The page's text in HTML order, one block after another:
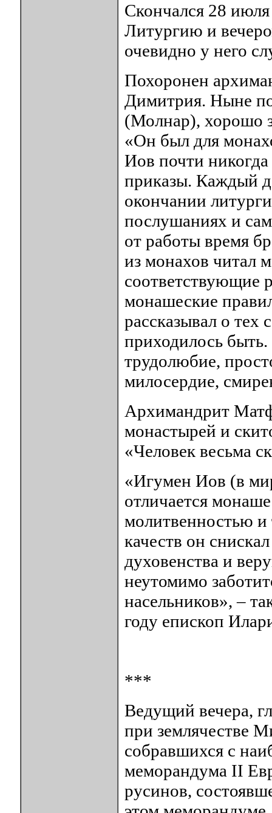
Скончался 28
Литургию и
очевидно у него
Похоронен
Димитрия. Ныне
(Молнар), хорошо
«Он был для
Иов почти
приказы. Каждый
окончании
послушаниях и
от работы время
из монахов читал
соответствующие
монашеские
рассказывал о
приходилось
трудолюбие,
милосердие,
Архимандрит
монастырей и
«Человек весьма
«Игумен Иов (в
отличается
молитвенностью
качеств он
духовенства и
неутомимо
насельников», –
году епископ
***
Ведущий вечера,
при землячестве
собравшихся с
меморандума II
русинов,